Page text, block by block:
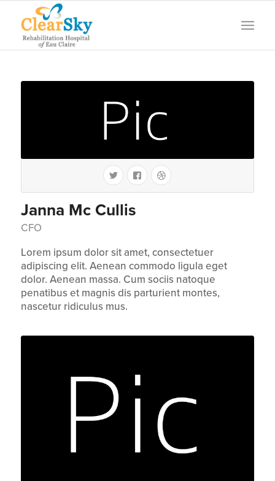
Janna Mc Cullis
CFO
Lorem ipsum dolor sit amet, consectetuer
adipiscing elit. Aenean commodo ligula eget
dolor. Aenean massa. Cum sociis natoque
penatibus et magnis dis parturient montes,
nascetur ridiculus mus.